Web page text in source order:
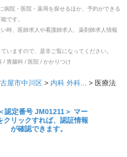
病院・医院・薬局を探せるほか、予約ができる
です。
時、医師求人や看護師求人、薬剤師求人情報
いますので、是非ご覧になってください。
/ 胃腸科 / 医院 / かかりつけ
屋市中川区 > 内科 外科... > 医療法